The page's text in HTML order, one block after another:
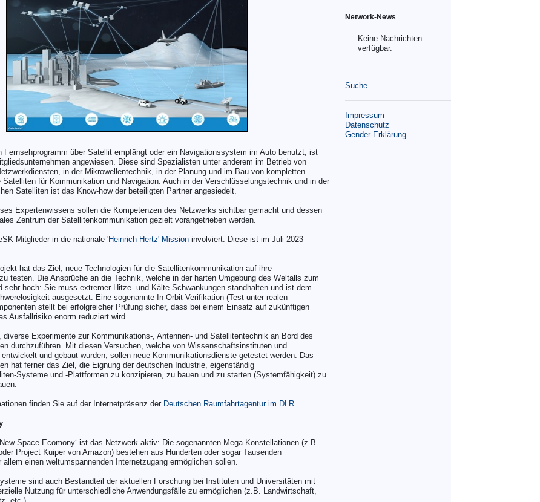
Fernsehprogramm über Satellit empfängt oder ein Navigationssystem im Auto benutzt, ist
angewiesen. Diese sind Spezialisten unter anderem im Betrieb von
in der Mikrowellentechnik, in der Planung und im Bau von kompletten
Satelliten für Kommunikation und Navigation. Auch in der Verschlüsselungstechnik und in der
Satelliten ist das Know-how der beteiligten Partner angesiedelt.
Expertenwissens sollen die Kompetenzen des Netzwerks sichtbar gemacht und dessen
Zentrum der Satellitenkommunikation gezielt vorangetrieben werden.
Mitglieder in die nationale 'Heinrich Hertz'-Mission involviert. Diese ist im Juli 2023
hat das Ziel, neue Technologien für die Satellitenkommunikation auf ihre
testen. Die Ansprüche an die Technik, welche in der harten Umgebung des Weltalls zum
sehr hoch: Sie muss extremer Hitze- und Kälte-Schwankungen standhalten und ist dem
ausgesetzt. Eine sogenannte In-Orbit-Verifikation (Test unter realen
stellt bei erfolgreicher Prüfung sicher, dass bei einem Einsatz auf zukünftigen
Ausfallrisiko enorm reduziert wird.
Experimente zur Kommunikations-, Antennen- und Satellitentechnik an Bord des
durchzuführen. Mit diesen Versuchen, welche von Wissenschaftsinstituten und
entwickelt und gebaut wurden, sollen neue Kommunikationsdienste getestet werden. Das
hat ferner das Ziel, die Eignung der deutschen Industrie, eigenständig
Systeme und -Plattformen zu konzipieren, zu bauen und zu starten (Systemfähigkeit) zu
finden Sie auf der Internetpräsenz der Deutschen Raumfahrtagentur im DLR.
Space Ecomony‘ ist das Netzwerk aktiv: Die sogenannten Mega-Konstellationen (z.B.
Project Kuiper von Amazon) bestehen aus Hunderten oder sogar Tausenden
allem einen weltumspannenden Internetzugang ermöglichen sollen.
sind auch Bestandteil der aktuellen Forschung bei Instituten und Universitäten mit
Nutzung für unterschiedliche Anwendungsfälle zu ermöglichen (z.B. Landwirtschaft,
Network-News
Keine Nachrichten
verfügbar.
Suche
Impressum
Datenschutz
Gender-Erklärung